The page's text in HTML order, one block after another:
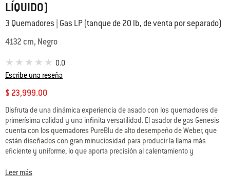
LÍQUIDO)
3 Quemadores | Gas LP (tanque de 20 lb, de venta por separado)
4132 cm, Negro
0.0
Escribe una reseña
$ 23,999.00
Disfruta de una dinámica experiencia de asado con los quemadores de
primerísima calidad y una infinita versatilidad. El asador de gas Genesis
cuenta con los quemadores PureBlu de alto desempeño de Weber, que
están diseñados con gran minuciosidad para producir la llama más
eficiente y uniforme, lo que aporta precisión al calentamiento y
WEBER CRAFTED Outdoor Kitchen Collection te abrirá las puertas a
Leer más